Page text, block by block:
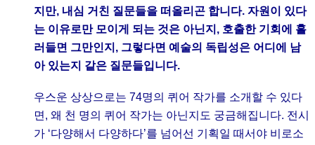
지만, 내심 거친 질문들을 떠올리곤 합니다. 자원이 있다
는 이유로만 모이게 되는 것은 아닌지, 호출한 기회에 흘
러들면 그만인지, 그렇다면 예술의 독립성은 어디에 남
아 있는지 같은 질문들입니다.
우스운 상상으로는 74명의 퀴어 작가를 소개할 수 있다
면, 왜 천 명의 퀴어 작가는 아닌지도 궁금해집니다. 전시
가 ‘다양해서 다양하다’를 넘어선 기획일 때서야 비로소